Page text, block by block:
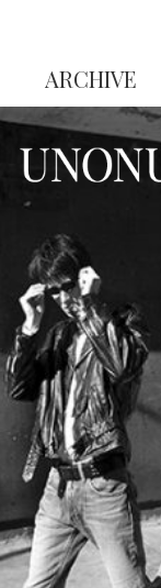
ARCHIVE